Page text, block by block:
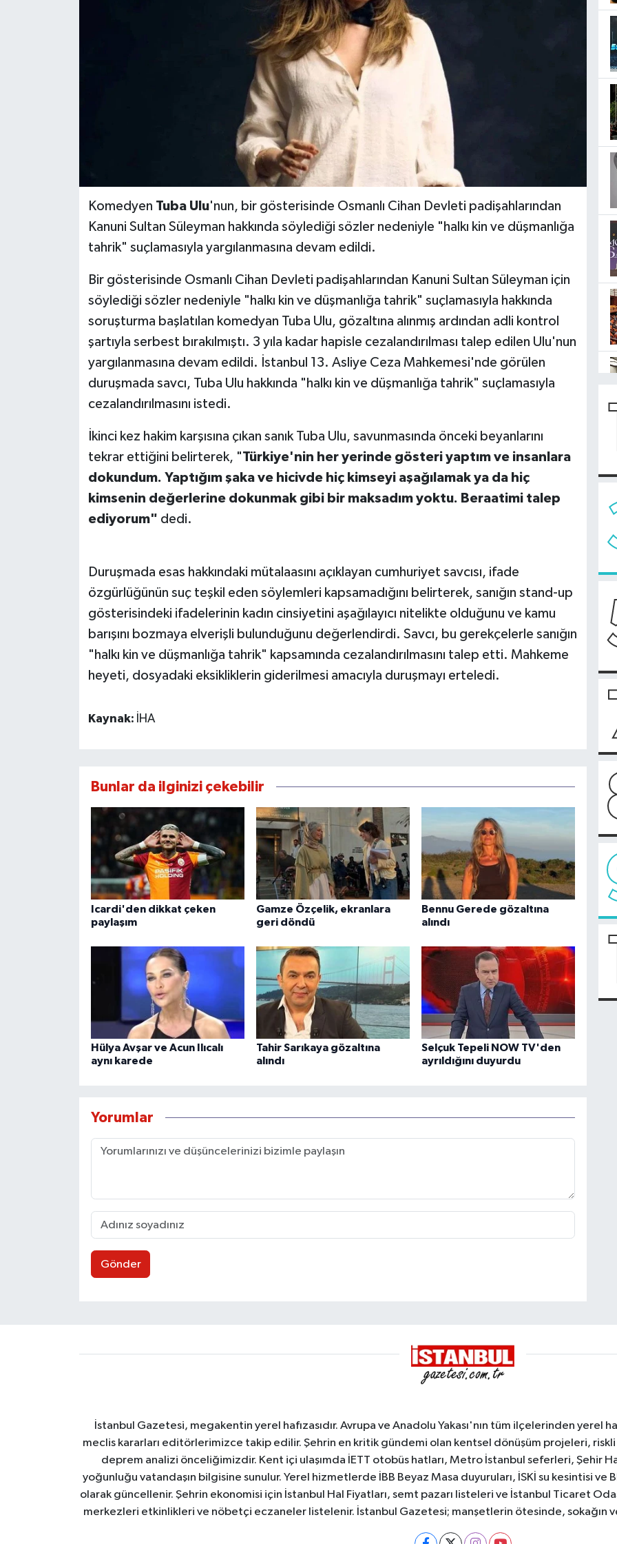
Komedyen Tuba Ulu'nun, bir gösterisinde Osmanlı Cihan Devleti padişahlarından
Kanuni Sultan Süleyman hakkında söylediği sözler nedeniyle "halkı kin ve düşmanlığa
tahrik" suçlamasıyla yargılanmasına devam edildi.
Bir gösterisinde Osmanlı Cihan Devleti padişahlarından Kanuni Sultan Süleyman için
söylediği sözler nedeniyle "halkı kin ve düşmanlığa tahrik" suçlamasıyla hakkında
soruşturma başlatılan komedyan Tuba Ulu, gözaltına alınmış ardından adli kontrol
şartıyla serbest bırakılmıştı. 3 yıla kadar hapisle cezalandırılması talep edilen Ulu'nun
yargılanmasına devam edildi. İstanbul 13. Asliye Ceza Mahkemesi'nde görülen
duruşmada savcı, Tuba Ulu hakkında "halkı kin ve düşmanlığa tahrik" suçlamasıyla
cezalandırılmasını istedi.
İkinci kez hakim karşısına çıkan sanık Tuba Ulu, savunmasında önceki beyanlarını
tekrar ettiğini belirterek, "Türkiye'nin her yerinde gösteri yaptım ve insanlara
dokundum. Yaptığım şaka ve hicivde hiç kimseyi aşağılamak ya da hiç
kimsenin değerlerine dokunmak gibi bir maksadım yoktu. Beraatimi talep
ediyorum" dedi.
Duruşmada esas hakkındaki mütalaasını açıklayan cumhuriyet savcısı, ifade
özgürlüğünün suç teşkil eden söylemleri kapsamadığını belirterek, sanığın stand-up
gösterisindeki ifadelerinin kadın cinsiyetini aşağılayıcı nitelikte olduğunu ve kamu
barışını bozmaya elverişli bulunduğunu değerlendirdi. Savcı, bu gerekçelerle sanığın
"halkı kin ve düşmanlığa tahrik" kapsamında cezalandırılmasını talep etti. Mahkeme
heyeti, dosyadaki eksikliklerin giderilmesi amacıyla duruşmayı erteledi.
Kaynak: İHA
Bunlar da ilginizi çekebilir
Icardi'den dikkat çeken
paylaşım
Gamze Özçelik, ekranlara
geri döndü
Bennu Gerede gözaltına
alındı
Hülya Avşar ve Acun Ilıcalı
aynı karede
Tahir Sarıkaya gözaltına
alındı
Selçuk Tepeli NOW TV'den
ayrıldığını duyurdu
Yorumlar
Gönder
İstanbul Gazetesi, megakentin yerel hafızasıdır. Avrupa ve Anadolu Yakası'nın tüm ilçelerinden yerel
meclis kararları editörlerimizce takip edilir. Şehrin en kritik gündemi olan kentsel dönüşüm projeleri, riskli
deprem analizi önceliğimizdir. Kent içi ulaşımda İETT otobüs hatları, Metro İstanbul seferleri, Şehir
yoğunluğu vatandaşın bilgisine sunulur. Yerel hizmetlerde İBB Beyaz Masa duyuruları, İSKİ su kesintisi ve
olarak güncellenir. Şehrin ekonomisi için İstanbul Hal Fiyatları, semt pazarı listeleri ve İstanbul Ticaret
merkezleri etkinlikleri ve nöbetçi eczaneler listelenir. İstanbul Gazetesi; manşetlerin ötesinde, sokağın